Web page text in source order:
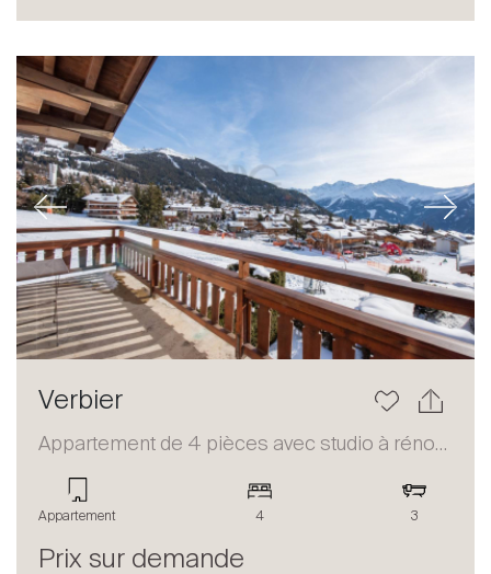
International
Vendre
Contacter
Le blog
Previous Next
Verbier
Appartement de 4 pièces avec studio à rénover
Appartement 4 3
Prix sur demande